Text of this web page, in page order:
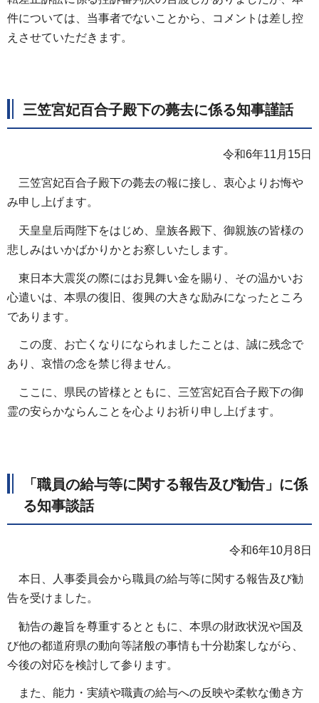
件については、当事者でないことから、コメントは差し控
えさせていただきます。
三笠宮妃百合子殿下の薨去に係る知事謹話
令和6年11月15日
三笠宮妃百合子殿下の薨去の報に接し、衷心よりお悔や
み申し上げます。
天皇皇后両陛下をはじめ、皇族各殿下、御親族の皆様の
悲しみはいかばかりかとお察しいたします。
東日本大震災の際にはお見舞い金を賜り、その温かいお
心遣いは、本県の復旧、復興の大きな励みになったところ
であります。
この度、お亡くなりになられましたことは、誠に残念で
あり、哀惜の念を禁じ得ません。
ここに、県民の皆様とともに、三笠宮妃百合子殿下の御
霊の安らかならんことを心よりお祈り申し上げます。
「職員の給与等に関する報告及び勧告」に係
る知事談話
令和6年10月8日
本日、人事委員会から職員の給与等に関する報告及び勧
告を受けました。
勧告の趣旨を尊重するとともに、本県の財政状況や国及
び他の都道府県の動向等諸般の事情も十分勘案しながら、
今後の対応を検討して参ります。
また、能力・実績や職責の給与への反映や柔軟な働き方